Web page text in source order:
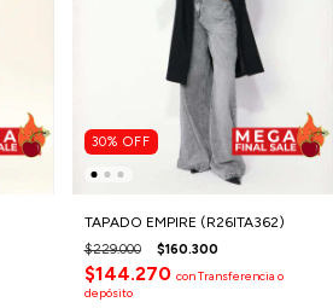
30% OFF
TAPADO EMPIRE (R26ITA362)
$229.000 $160.300
$144.270 conTransferencia o
depósito